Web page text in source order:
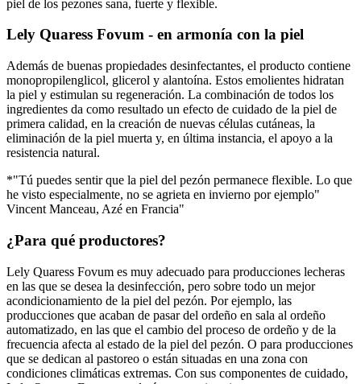
piel de los pezones sana, fuerte y flexible.
Lely Quaress Fovum - en armonía con la piel
Además de buenas propiedades desinfectantes, el producto contiene
monopropilenglicol, glicerol y alantoína. Estos emolientes hidratan
la piel y estimulan su regeneración. La combinación de todos los
ingredientes da como resultado un efecto de cuidado de la piel de
primera calidad, en la creación de nuevas células cutáneas, la
eliminación de la piel muerta y, en última instancia, el apoyo a la
resistencia natural.
*"Tú puedes sentir que la piel del pezón permanece flexible. Lo que
he visto especialmente, no se agrieta en invierno por ejemplo"
Vincent Manceau, Azé en Francia"
¿Para qué productores?
Lely Quaress Fovum es muy adecuado para producciones lecheras
en las que se desea la desinfección, pero sobre todo un mejor
acondicionamiento de la piel del pezón. Por ejemplo, las
producciones que acaban de pasar del ordeño en sala al ordeño
automatizado, en las que el cambio del proceso de ordeño y de la
frecuencia afecta al estado de la piel del pezón. O para producciones
que se dedican al pastoreo o están situadas en una zona con
condiciones climáticas extremas. Con sus componentes de cuidado,